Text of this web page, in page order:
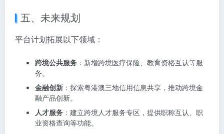
五、未来规划
平台计划拓展以下领域：
跨境公共服务 ：新增跨境医疗保险、教育资格互认等服
务。
金融创新 ：探索粤港澳三地信用信息共享，推动跨境金
融产品创新。
人才服务 ：建立跨境人才服务专区，提供职称互认、职
业资格查询等功能。